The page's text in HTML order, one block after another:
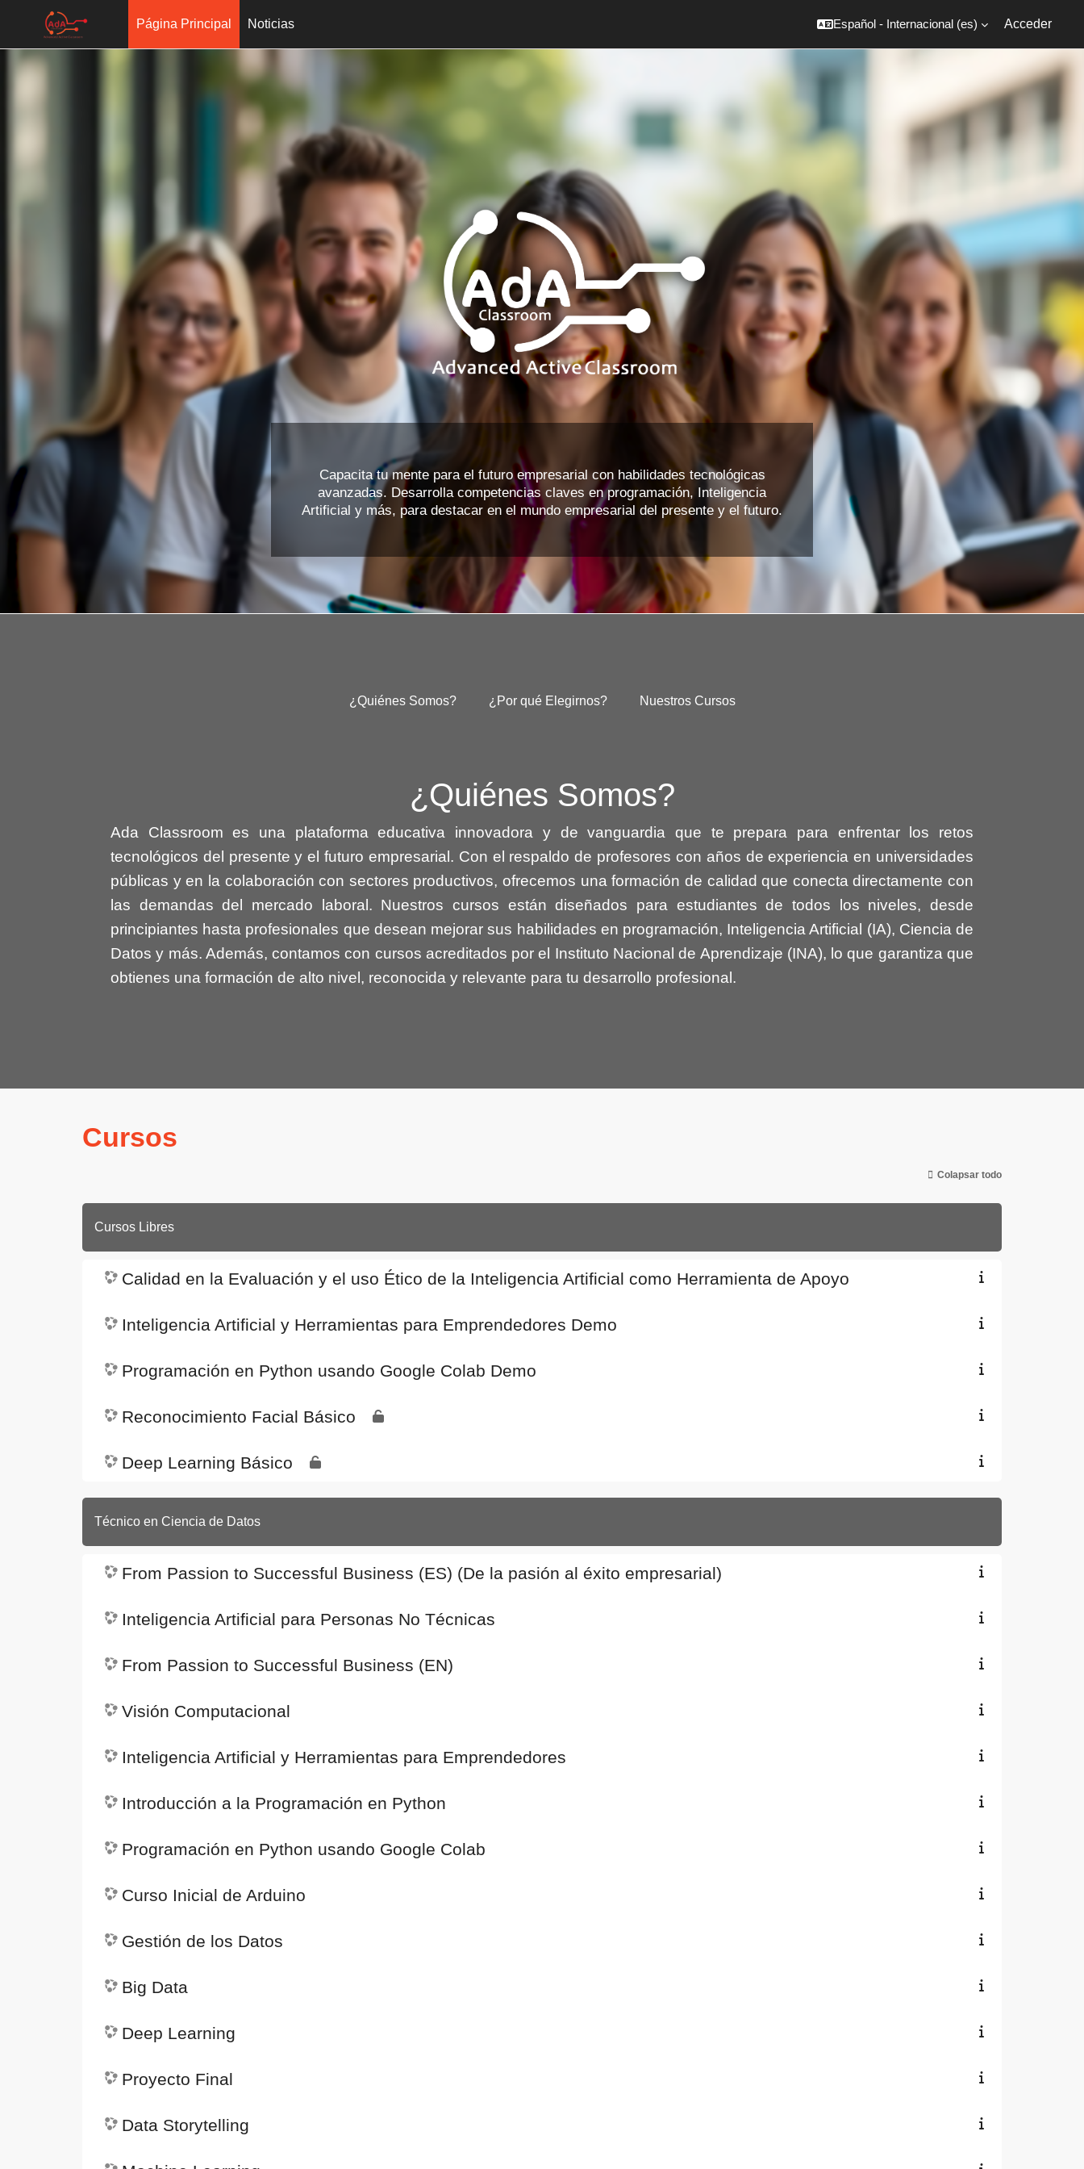
Salta al contenido principal
Página Principal Noticias Español - Internacional ‎(es)‎ Acceder
Capacita tu mente para el futuro empresarial con habilidades tecnológicas
avanzadas. Desarrolla competencias claves en programación, Inteligencia
Artificial y más, para destacar en el mundo empresarial del presente y el futuro.
¿Quiénes Somos? ¿Por qué Elegirnos? Nuestros Cursos
¿Quiénes Somos?
Ada Classroom es una plataforma educativa innovadora y de vanguardia que te prepara para enfrentar los retos
tecnológicos del presente y el futuro empresarial. Con el respaldo de profesores con años de experiencia en universidades
públicas y en la colaboración con sectores productivos, ofrecemos una formación de calidad que conecta directamente con
las demandas del mercado laboral. Nuestros cursos están diseñados para estudiantes de todos los niveles, desde
principiantes hasta profesionales que desean mejorar sus habilidades en programación, Inteligencia Artificial (IA), Ciencia de
Datos y más. Además, contamos con cursos acreditados por el Instituto Nacional de Aprendizaje (INA), lo que garantiza que
obtienes una formación de alto nivel, reconocida y relevante para tu desarrollo profesional.
Cursos
Colapsar todo
Cursos Libres
Calidad en la Evaluación y el uso Ético de la Inteligencia Artificial como Herramienta de Apoyo
Inteligencia Artificial y Herramientas para Emprendedores Demo
Programación en Python usando Google Colab Demo
Reconocimiento Facial Básico
Deep Learning Básico
Técnico en Ciencia de Datos
From Passion to Successful Business (ES) (De la pasión al éxito empresarial)
Inteligencia Artificial para Personas No Técnicas
From Passion to Successful Business (EN)
Visión Computacional
Inteligencia Artificial y Herramientas para Emprendedores
Introducción a la Programación en Python
Programación en Python usando Google Colab
Curso Inicial de Arduino
Gestión de los Datos
Big Data
Deep Learning
Proyecto Final
Data Storytelling